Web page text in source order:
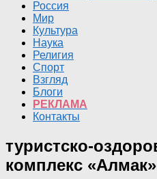
Россия
Мир
Культура
Наука
Религия
Спорт
Взгляд
Блоги
РЕКЛАМА
Контакты
туристско-
комплекс «Алмак»